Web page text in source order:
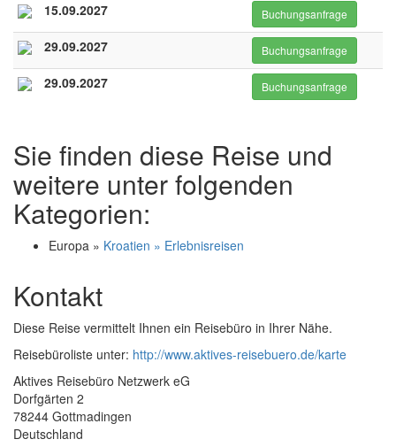
15.09.2027 Buchungsanfrage
29.09.2027 Buchungsanfrage
29.09.2027 Buchungsanfrage
Sie finden diese Reise und
weitere unter folgenden
Kategorien:
Europa » Kroatien » Erlebnisreisen
Kontakt
Diese Reise vermittelt Ihnen ein Reisebüro in Ihrer Nähe.
Reisebüroliste unter: http://www.aktives-reisebuero.de/karte
Aktives Reisebüro Netzwerk eG
Dorfgärten 2
78244 Gottmadingen
Deutschland